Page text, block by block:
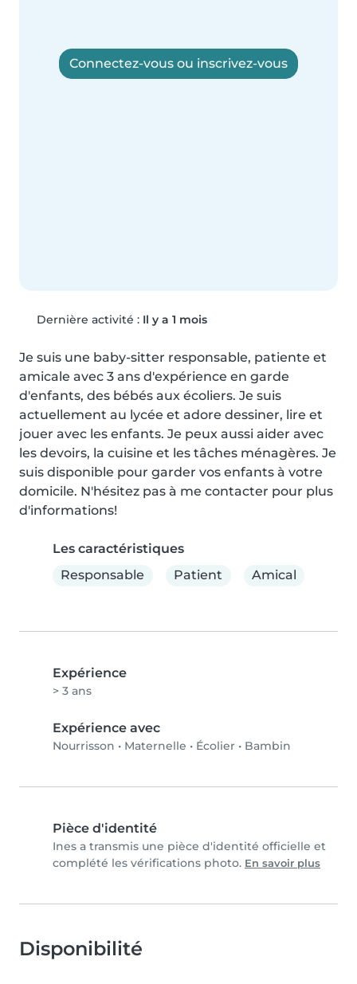
Connectez-vous ou inscrivez-vous
Dernière activité : Il y a 1 mois
Je suis une baby-sitter responsable, patiente et
amicale avec 3 ans d'expérience en garde
d'enfants, des bébés aux écoliers. Je suis
actuellement au lycée et adore dessiner, lire et
jouer avec les enfants. Je peux aussi aider avec
les devoirs, la cuisine et les tâches ménagères. Je
suis disponible pour garder vos enfants à votre
domicile. N'hésitez pas à me contacter pour plus
d'informations!
Les caractéristiques
Responsable
Patient Amical
Expérience
> 3 ans
Expérience avec
Nourrisson • Maternelle • Écolier • Bambin
Pièce d'identité
Ines a transmis une pièce d'identité officielle et
complété les vérifications photo. En savoir plus
Disponibilité